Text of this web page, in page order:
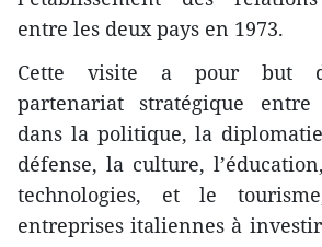
entre les deux pays en 1973.
Cette visite a pour but
partenariat stratégique
dans la politique, la
défense, la culture,
technologies, et le
entreprises italiennes à